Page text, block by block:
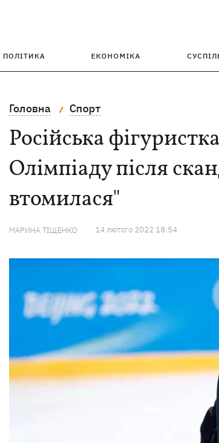
ПОЛІТИКА ЕКОНОМІКА
Головна Спорт
Російська
Олімпіаду після
втомилася"
МАРИНА ТІЩЕНКО 14 лютого 2022 18:54